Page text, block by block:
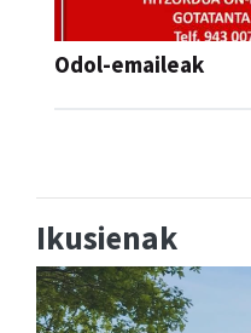
Odol-emaileak
Ikusienak